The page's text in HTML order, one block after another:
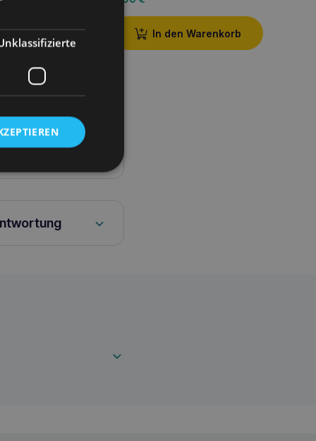
Warenkorb In den Warenkorb